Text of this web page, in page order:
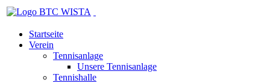
Startseite
Verein
Tennisanlage
Unsere Tennisanlage
Tennishalle